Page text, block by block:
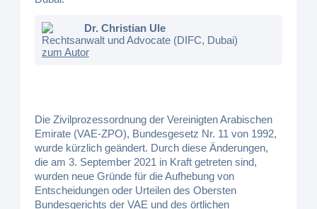
Dr. Christian Ule
Rechtsanwalt und Advocate (DIFC, Dubai)
zum Autor
Die Zivilprozessordnung der Vereinigten Arabischen
Emirate (VAE-ZPO), Bundesgesetz Nr. 11 von 1992,
wurde kürzlich geändert. Durch diese Änderungen,
die am 3. September 2021 in Kraft getreten sind,
wurden neue Gründe für die Aufhebung von
Entscheidungen oder Urteilen des Obersten
Bundesgerichts der VAE und des örtlichen